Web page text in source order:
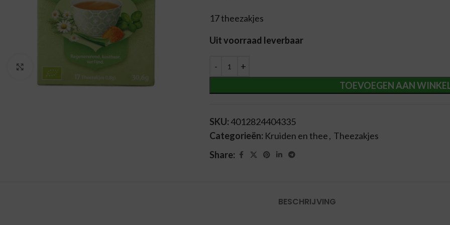
Vergroten
17 theezakjes
Uit voorraad leverbaar
TOEVOEGEN AAN
Alternative:
SKU: 4012824404335
Categorieën: Kruiden en thee, Theezakjes
Share:
BESCHRIJVING